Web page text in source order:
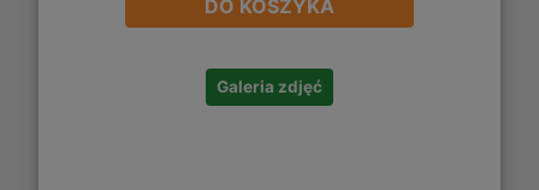
DO KOSZYKA
Galeria zdjęć